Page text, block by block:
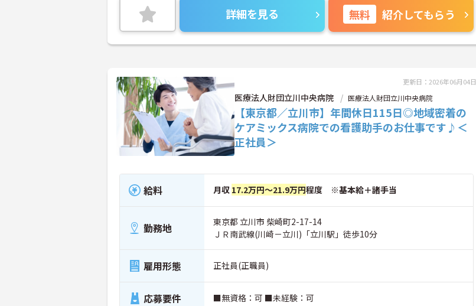
詳細を見る 無料 紹介してもらう
更新日：2026年06月04日
医療法人財団立川中央病院 医療法人財団立川中央病院
【東京都／立川市】年間休日115日◎地域密着の
ケアミックス病院での看護助手のお仕事です♪＜
正社員＞
給料 月収 17.2万円～21.9万円程度 ※基本給＋諸手当
勤務地
東京都 立川市 柴崎町2-17-14
ＪＲ南武線(川崎－立川)「立川駅」徒歩10分
雇用形態 正社員(正職員)
応募要件 ■無資格：可 ■未経験：可